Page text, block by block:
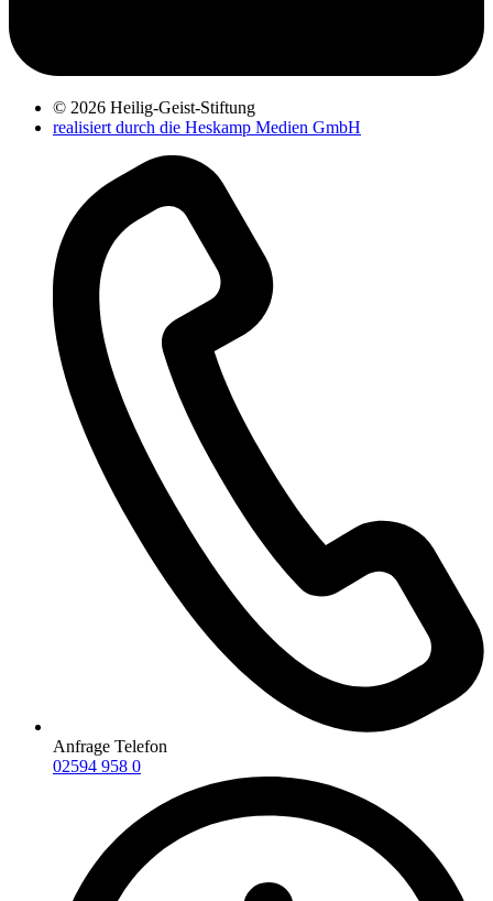
© 2026 Heilig-Geist-Stiftung
realisiert durch die Heskamp Medien GmbH
Anfrage Telefon
02594 958 0